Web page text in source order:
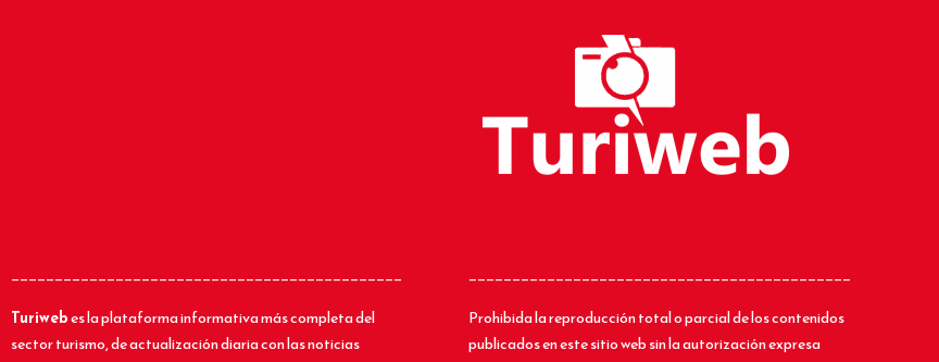
_____________________________________________
Turiwebes la plataforma informativa más completa del
sector turismo, de actualización diaria con las noticias
____________________________________________
Prohibida la reproducción total o parcial de los contenidos
publicados en este sitio web sin la autorización expresa